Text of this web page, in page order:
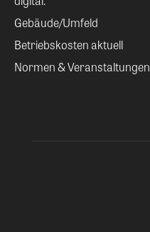
Gebäude/Umfeld
Betriebskosten aktuell
Normen & Veranstaltungen